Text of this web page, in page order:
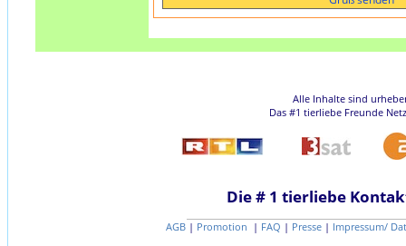
Alle Inhalte sind
Das #1 tierliebe Freunde
Die # 1 tierliebe
AGB | Promotion | FAQ | Presse | Impressum/